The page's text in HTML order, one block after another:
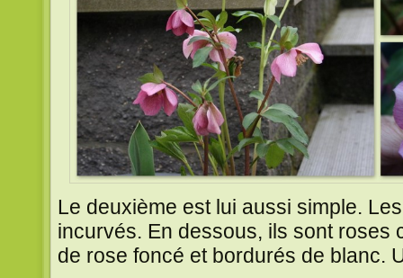
Le deuxième est lui aussi simple.
incurvés. En dessous, ils sont roses
de rose foncé et bordurés de blanc.